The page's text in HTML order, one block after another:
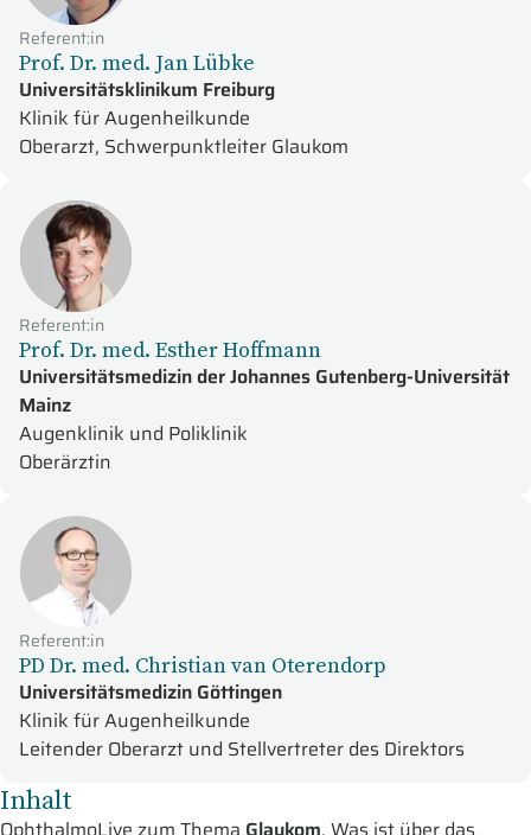
Referent:in
Prof. Dr. med. Jan Lübke
Universitätsklinikum Freiburg
Klinik für Augenheilkunde
Oberarzt, Schwerpunktleiter Glaukom
Referent:in
Prof. Dr. med. Esther Hoffmann
Universitätsmedizin der Johannes Gutenberg-Universität
Mainz
Augenklinik und Poliklinik
Oberärztin
Referent:in
PD Dr. med. Christian van Oterendorp
Universitätsmedizin Göttingen
Klinik für Augenheilkunde
Leitender Oberarzt und Stellvertreter des Direktors
Inhalt